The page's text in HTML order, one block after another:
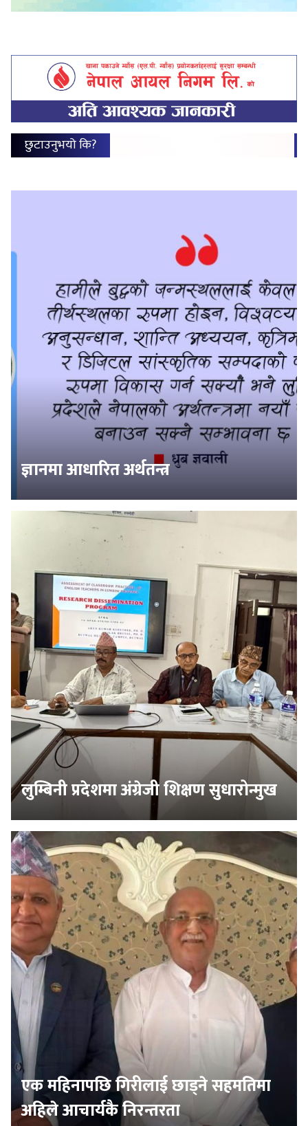
छुटाउनुभयो कि?
ज्ञानमा आधारित अर्थतन्त्र
लुम्बिनी प्रदेशमा अंग्रेजी शिक्षण सुधारोन्मुख
एक महिनापछि गिरीलाई छाड्ने सहमतिमा
अहिले आचार्यकै निरन्तरता